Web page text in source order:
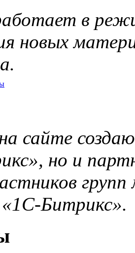
в
новых
сайте
но и
Битрикс».